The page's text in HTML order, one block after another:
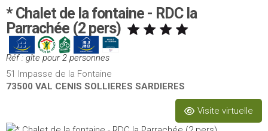
* Chalet de la fontaine - RDC la
Parrachée (2 pers)
Réf : gîte pour 2 personnes
51 Impasse de la Fontaine
73500 VAL CENIS SOLLIERES SARDIERES
Visite virtuelle